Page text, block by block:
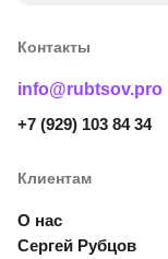
Контакты
info@rubtsov.pro
+7 (929) 103 84 34
Клиентам
О нас
Сергей Рубцов